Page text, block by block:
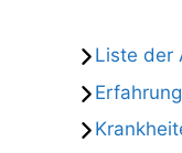
Liste der